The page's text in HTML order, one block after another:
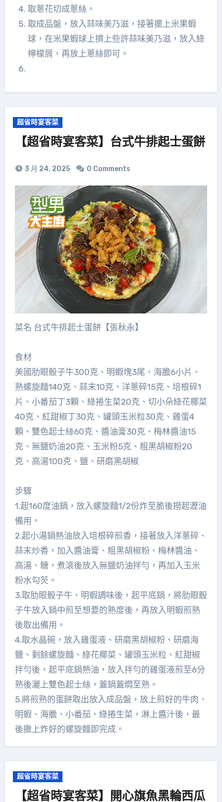
取蔥花切成蔥絲。
取成品盤，放入蒜味美乃滋，接著擺上米果蝦
球，在米果蝦球上擠上些許蒜味美乃滋，放入綠
檸檬屑，再放上蔥絲即可。
超省時宴客菜
【超省時宴客菜】台式牛排起士蛋餅
3 月 24, 2025 0 Comments
菜名 台式牛排起士蛋餅【張秋永】
食材
美國肋眼骰子牛300克、明蝦塊3尾、海膽6小片、
熟螺旋麵140克、蒜末10克、洋蔥碎15克、培根碎1
片、小番茄丁3顆、綠捲生菜20克、切小朵綠花椰菜
40克、紅甜椒丁30克、罐頭玉米粒30克、雞蛋4
顆、雙色起士絲60克、醬油膏30克、梅林醬油15
克、無鹽奶油20克、玉米粉5克、粗黑胡椒粉20
克、高湯100克、鹽、研磨黑胡椒
步驟
1.起160度油鍋，放入螺旋麵1/2份炸至脆後撈起瀝油
備用。
2.起小湯鍋熱油放入培根碎煎香，接著放入洋蔥碎、
蒜末炒香，加入醬油膏、粗黑胡椒粉、梅林醬油、
高湯、糖，煮滾後放入無鹽奶油拌勻，再加入玉米
粉水勾芡。
3.取肋眼骰子牛、明蝦調味後，起平底鍋，將肋眼骰
子牛放入鍋中煎至想要的熟度後，再放入明蝦煎熟
後取出備用。
4.取水晶碗，放入雞蛋液、研磨黑胡椒粉、研磨海
鹽、剩餘螺旋麵、綠花椰菜、罐頭玉米粒、紅甜椒
拌勻後，起平底鍋熱油，放入拌勻的雞蛋液煎至6分
熟後灑上雙色起士絲，蓋鍋蓋燜至熟。
5.將煎熟的蛋餅取出放入成品盤，放上煎好的牛肉、
明蝦、海膽、小番茄、綠捲生菜，淋上醬汁後，最
後撒上炸好的螺旋麵即完成。
超省時宴客菜
【超省時宴客菜】開心旗魚黑輪西瓜